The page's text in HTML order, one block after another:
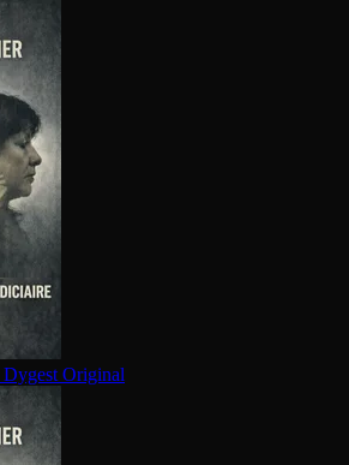
Dygest Original